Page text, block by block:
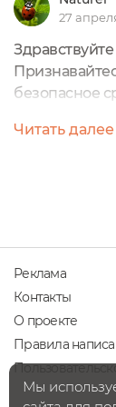
А еще
участки кожи,
27
безопасное
продукты на
Читать далее
Реклама
Контакты
О проекте
Правила
Мы